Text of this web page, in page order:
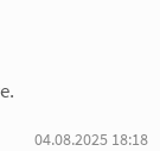
04.08.2025 18:18